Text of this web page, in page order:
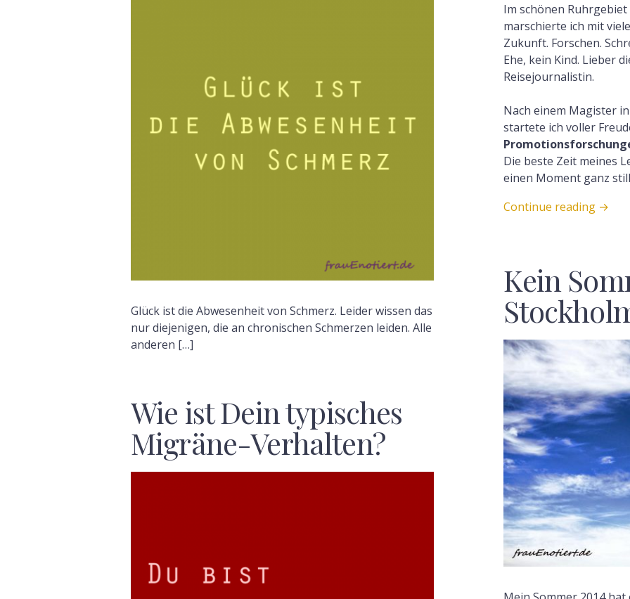
Im schönen
marschierte ich mit
Zukunft. Forschen.
Ehe, kein Kind. Lieber
Reisejournalistin.
Nach einem Magister
startete ich voller
Die beste Zeit meines
einen Moment ganz
Continue reading →
F
Glück ist die Abwesenheit von Schmerz. Leider wissen das
nur diejenigen, die an chronischen Schmerzen leiden. Alle
anderen […]
Kein
Wie ist Dein typisches
Migräne-Verhalten?